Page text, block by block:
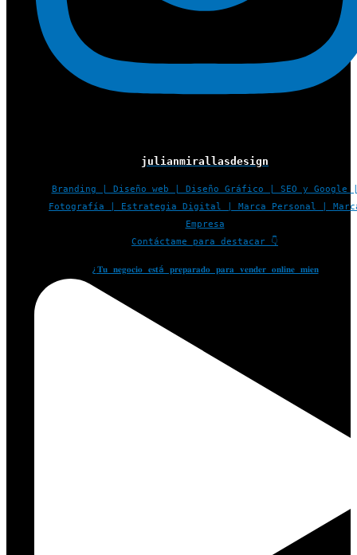
julianmirallasdesign
Branding | Diseño web | Diseño Gráfico | SEO y Google
Fotografía | Estrategia Digital | Marca Personal |
Empresa
Contáctame para destacar 👇
¿𝐓𝐮 𝐧𝐞𝐠𝐨𝐜𝐢𝐨 𝐞𝐬𝐭á 𝐩𝐫𝐞𝐩𝐚𝐫𝐚𝐝𝐨 𝐩𝐚𝐫𝐚 𝐯𝐞𝐧𝐝𝐞𝐫 𝐨𝐧𝐥𝐢𝐧𝐞 𝐦𝐢𝐞𝐧